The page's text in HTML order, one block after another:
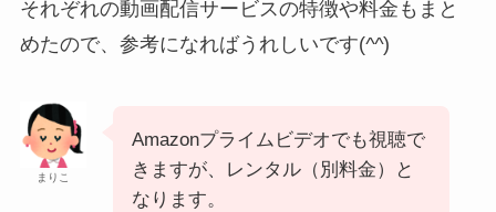
それぞれの動画配信サービスの特徴や料金もまと
めたので、参考になればうれしいです(^^)
まりこ
Amazonプライムビデオでも視聴で
きますが、レンタル（別料金）と
なります。